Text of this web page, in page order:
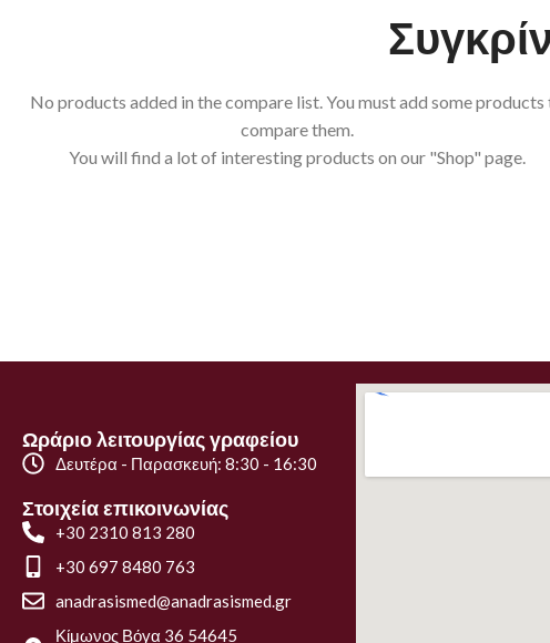
No products added in the compare list. You must add some products
compare them.
You will find a lot of interesting products on our "Shop" page.
Ωράριο λειτουργίας γραφείου
Δευτέρα - Παρασκευή: 8:30 - 16:30
Στοιχεία επικοινωνίας
+30 2310 813 280
+30 697 8480 763
anadrasismed@anadrasismed.gr
Κίμωνος Βόγα 36 54645